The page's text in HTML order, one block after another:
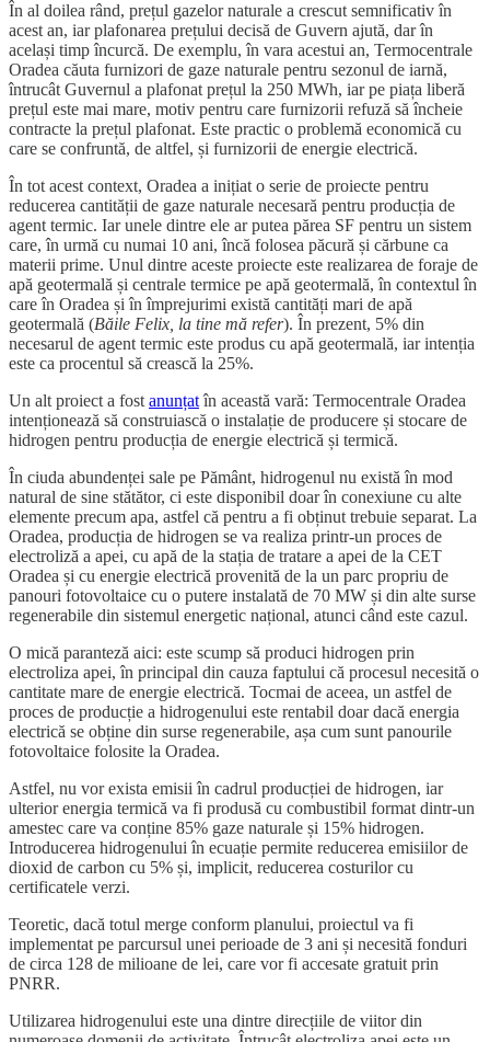
În al doilea rând, prețul gazelor naturale a crescut semnificativ în
acest an, iar plafonarea prețului decisă de Guvern ajută, dar în
același timp încurcă. De exemplu, în vara acestui an, Termocentrale
Oradea căuta furnizori de gaze naturale pentru sezonul de iarnă,
întrucât Guvernul a plafonat prețul la 250 MWh, iar pe piața liberă
prețul este mai mare, motiv pentru care furnizorii refuză să încheie
contracte la prețul plafonat. Este practic o problemă economică cu
care se confruntă, de altfel, și furnizorii de energie electrică.
În tot acest context, Oradea a inițiat o serie de proiecte pentru
reducerea cantității de gaze naturale necesară pentru producția de
agent termic. Iar unele dintre ele ar putea părea SF pentru un sistem
care, în urmă cu numai 10 ani, încă folosea păcură și cărbune ca
materii prime. Unul dintre aceste proiecte este realizarea de foraje de
apă geotermală și centrale termice pe apă geotermală, în contextul în
care în Oradea și în împrejurimi există cantități mari de apă
geotermală (Băile Felix, la tine mă refer). În prezent, 5% din
necesarul de agent termic este produs cu apă geotermală, iar intenția
este ca procentul să crească la 25%.
Un alt proiect a fost anunțatîn această vară: Termocentrale Oradea
intenționează să construiască o instalație de producere și stocare de
hidrogen pentru producția de energie electrică și termică.
În ciuda abundenței sale pe Pământ, hidrogenul nu există în mod
natural de sine stătător, ci este disponibil doar în conexiune cu alte
elemente precum apa, astfel că pentru a fi obținut trebuie separat. La
Oradea, producția de hidrogen se va realiza printr-un proces de
electroliză a apei, cu apă de la stația de tratare a apei de la CET
Oradea și cu energie electrică provenită de la un parc propriu de
panouri fotovoltaice cu o putere instalată de 70 MW și din alte surse
regenerabile din sistemul energetic național, atunci când este cazul.
O mică paranteză aici: este scump să produci hidrogen prin
electroliza apei, în principal din cauza faptului că procesul necesită o
cantitate mare de energie electrică. Tocmai de aceea, un astfel de
proces de producție a hidrogenului este rentabil doar dacă energia
electrică se obține din surse regenerabile, așa cum sunt panourile
fotovoltaice folosite la Oradea.
Astfel, nu vor exista emisii în cadrul producției de hidrogen, iar
ulterior energia termică va fi produsă cu combustibil format dintr-un
amestec care va conține 85% gaze naturale și 15% hidrogen.
Introducerea hidrogenului în ecuație permite reducerea emisiilor de
dioxid de carbon cu 5% și, implicit, reducerea costurilor cu
certificatele verzi.
Teoretic, dacă totul merge conform planului, proiectul va fi
implementat pe parcursul unei perioade de 3 ani și necesită fonduri
de circa 128 de milioane de lei, care vor fi accesate gratuit prin
PNRR.
Utilizarea hidrogenului este una dintre direcțiile de viitor din